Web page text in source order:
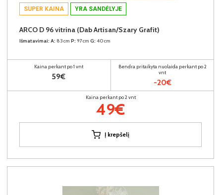
SUPER KAINA YRA SANDĖLYJE
ARCO D 96 vitrina (Dab Artisan/Szary Grafit)
Išmatavimai: A: 83cm P: 97cm G: 40cm
Kaina perkant po 1 vnt
59€
Bendra pritaikyta nuolaida perkant po 2
vnt
-20€
Kaina perkant po 2 vnt
49€
Į krepšelį